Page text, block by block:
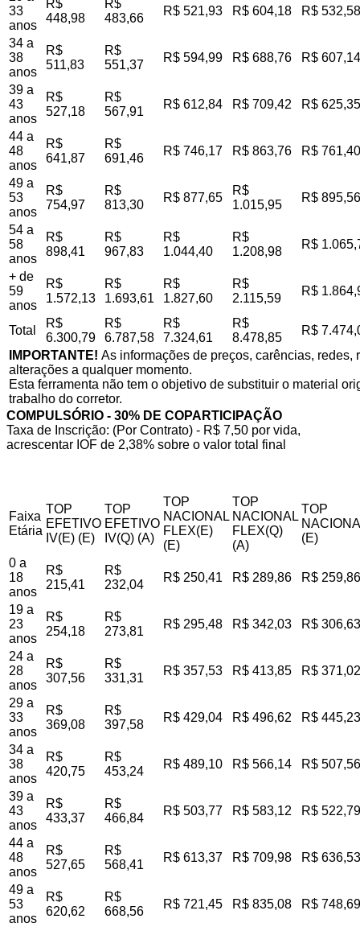
33
anos
R$
448,98
R$
483,66
R$ 521,93 R$ 604,18 R$ 532,58
34 a
38
anos
R$
511,83
R$
551,37
R$ 594,99 R$ 688,76 R$ 607,14
39 a
43
anos
R$
527,18
R$
567,91
R$ 612,84 R$ 709,42 R$ 625,35
44 a
48
anos
R$
641,87
R$
691,46
R$ 746,17 R$ 863,76 R$ 761,40
49 a
53
anos
R$
754,97
R$
813,30
R$ 877,65
R$
1.015,95
R$ 895,56
54 a
58
anos
R$
898,41
R$
967,83
R$
1.044,40
R$
1.208,98
R$
+ de
59
anos
R$
1.572,13
R$
1.693,61
R$
1.827,60
R$
2.115,59
R$
Total
R$
6.300,79
R$
6.787,58
R$
7.324,61
R$
8.478,85
R$
IMPORTANTE! As informações de preços, carências,
alterações a qualquer momento.
Esta ferramenta não tem o objetivo de substituir o material
trabalho do corretor.
COMPULSÓRIO - 30% DE COPARTICIPAÇÃO
Taxa de Inscrição: (Por Contrato) - R$ 7,50 por vida,
acrescentar IOF de 2,38% sobre o valor total final
Faixa
Etária
TOP
EFETIVO
IV(E) (E)
TOP
EFETIVO
IV(Q) (A)
TOP
NACIONAL
FLEX(E)
(E)
TOP
NACIONAL
FLEX(Q)
(A)
TOP
(E)
0 a
18
anos
R$
215,41
R$
232,04
R$ 250,41 R$ 289,86 R$ 259,86
19 a
23
anos
R$
254,18
R$
273,81
R$ 295,48 R$ 342,03 R$ 306,63
24 a
28
anos
R$
307,56
R$
331,31
R$ 357,53 R$ 413,85 R$ 371,02
29 a
33
anos
R$
369,08
R$
397,58
R$ 429,04 R$ 496,62 R$ 445,23
34 a
38
anos
R$
420,75
R$
453,24
R$ 489,10 R$ 566,14 R$ 507,56
39 a
43
anos
R$
433,37
R$
466,84
R$ 503,77 R$ 583,12 R$ 522,79
44 a
48
anos
R$
527,65
R$
568,41
R$ 613,37 R$ 709,98 R$ 636,53
49 a
53
anos
R$
620,62
R$
668,56
R$ 721,45 R$ 835,08 R$ 748,69